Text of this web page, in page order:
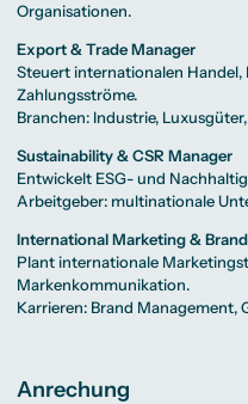
Organisationen.
Export & Trade Manager
Steuert internationalen Handel,
Zahlungsströme.
Branchen: Industrie,
Sustainability & CSR Manager
Entwickelt ESG- und
Arbeitgeber: multinationale
International Marketing &
Plant internationale
Markenkommunikation.
Karrieren: Brand Management,
Anrechung